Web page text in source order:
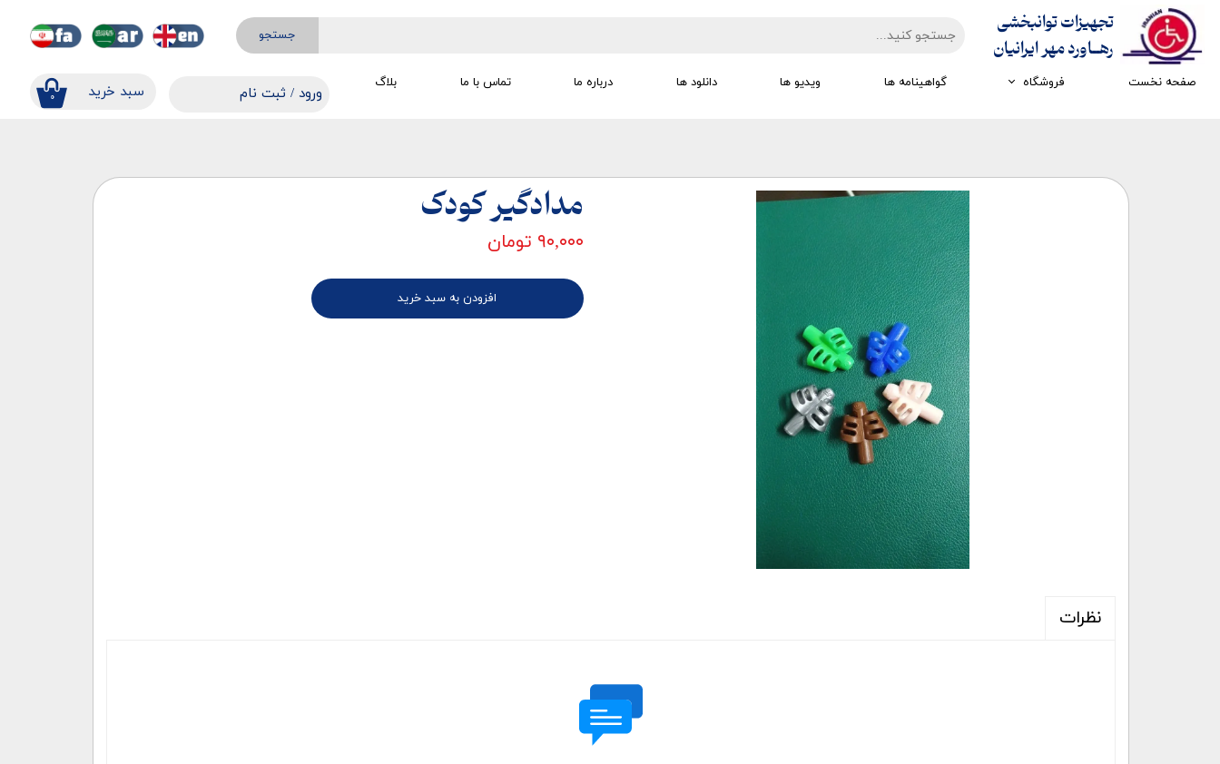
جستجو
۰ ​​سبد خرید ورود / ثبت نام
تجهیزات توانبخشی
​​​​​​​رهــاورد مهر ایرانیان
صفحه نخست فروشگاه
تجهیزات کار درمانی
تجهیزات مکانوتراپی تجهیزات الکترو تراپی
گواهینامه ها ویدیو ها دانلود ها درباره ما تماس با ما بلاگ
مدادگیر کودک
۹۰,۰۰۰ تومان
افزودن به سبد خرید
نظرات